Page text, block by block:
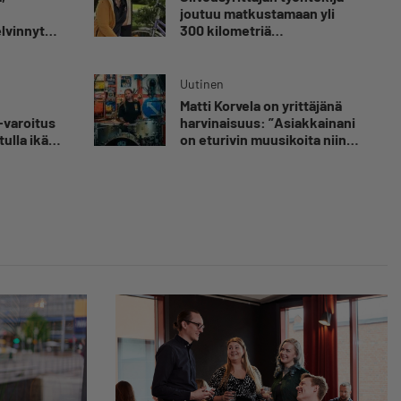
joutuu matkustamaan yli
300 kilometriä
varoitus
ikävä
Uutinen
Matti Korvela on yrittäjänä
harvinaisuus: ”Asiakkainani
on eturivin muusikoita niin